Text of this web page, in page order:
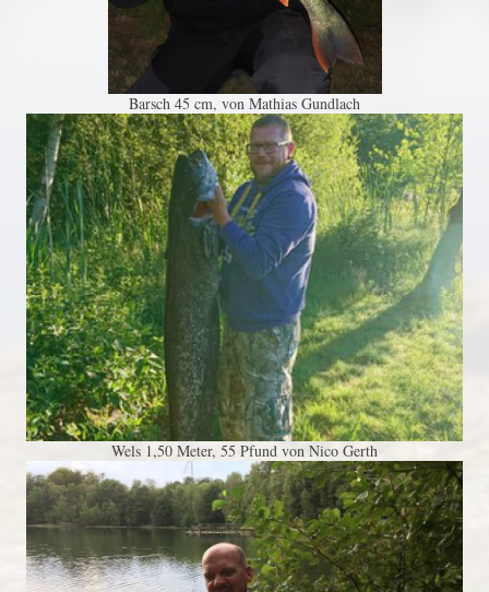
Barsch 45 cm, von Mathias Gundlach
Wels 1,50 Meter, 55 Pfund von Nico Gerth